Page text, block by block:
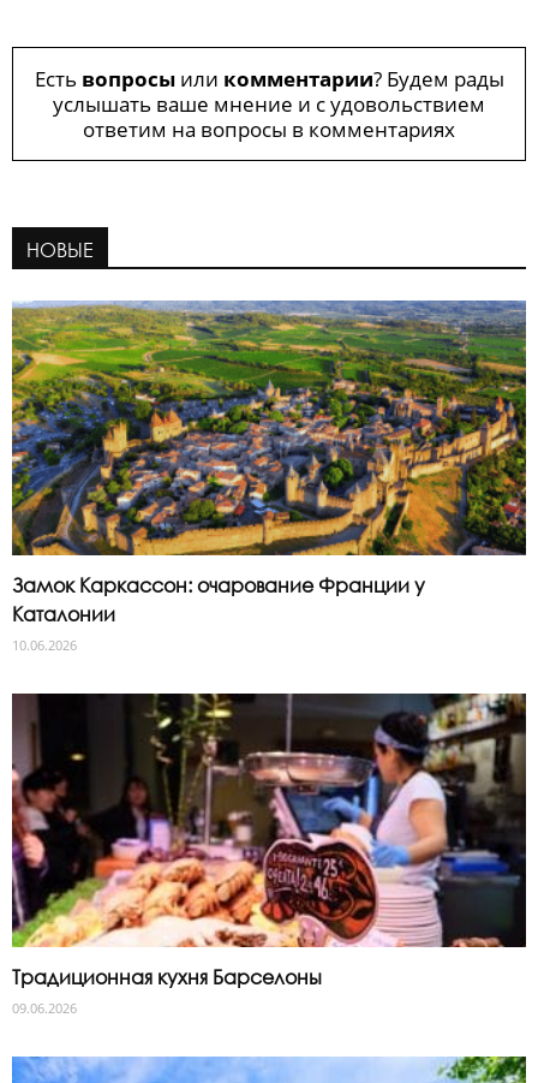
Есть вопросыили комментарии? Будем рады
услышать ваше мнение и с удовольствием
ответим на вопросы в комментариях
НОВЫЕ
Замок Каркассон: очарование Франции у
Каталонии
10.06.2026
Традиционная кухня Барселоны
09.06.2026